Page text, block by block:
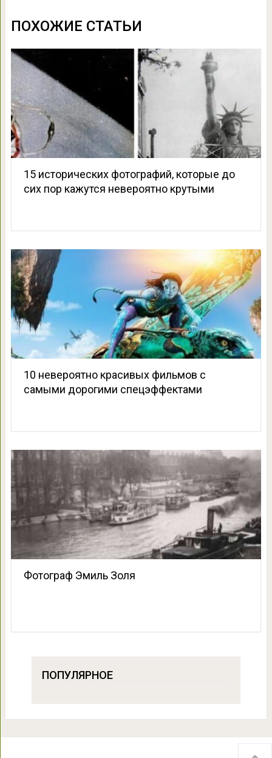
ПОХОЖИЕ СТАТЬИ
15 исторических фотографий, которые до
сих пор кажутся невероятно крутыми
10 невероятно красивых фильмов с
самыми дорогими спецэффектами
Фотограф Эмиль Золя
ПОПУЛЯРНОЕ